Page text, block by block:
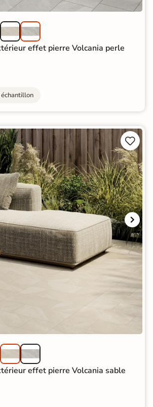
effet pierre Volcania perle


effet pierre Volcania sable